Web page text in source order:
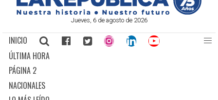
Jueves, 6 de agosto de 2026
INICIO
ÚLTIMA HORA
PÁGINA 2
NACIONALES